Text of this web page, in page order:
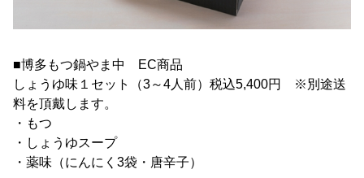
■博多もつ鍋やま中 EC商品
しょうゆ味１セット（3～4人前）税込5,400円 ※別途送
料を頂戴します。
・もつ
・しょうゆスープ
・薬味（にんにく3袋・唐辛子）